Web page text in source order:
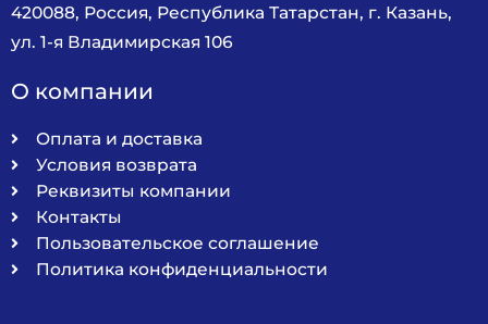
420088, Россия, Республика Татарстан, г. Казань,
ул. 1-я Владимирская 106
О компании
Оплата и доставка
Условия возврата
Реквизиты компании
Контакты
Пользовательское соглашение
Политика конфиденциальности